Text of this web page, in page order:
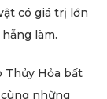
có giá trị lớn
làm.
Thủy Hỏa bất
những